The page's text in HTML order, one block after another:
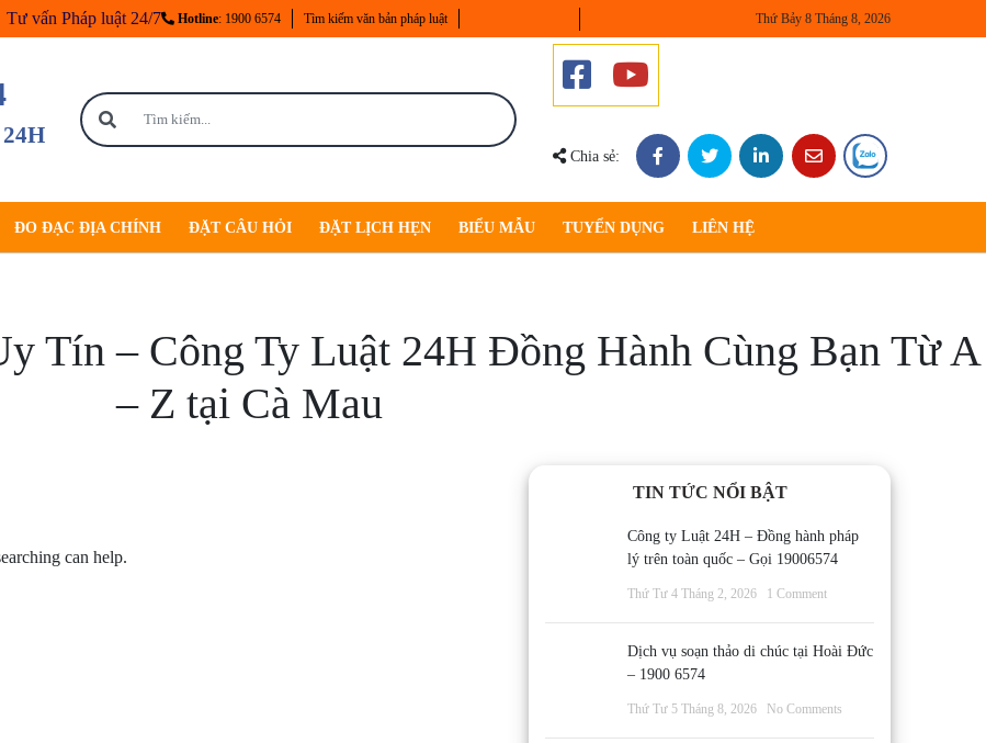
Tư vấn Pháp luật 24/7 Hotline: 1900 6574 Tìm kiếm văn bản pháp luật Thứ Bảy 8 Tháng 8, 2026
Chia sẻ:
ĐO ĐẠC ĐỊA CHÍNH ĐẶT CÂU HỎI ĐẶT LỊCH HẸN BIỂU MẪU TUYỂN DỤNG LIÊN HỆ
Tín – Công Ty Luật 24H Đồng Hành Cùng Bạn Từ A
– Z tại Cà Mau
can help.
TIN TỨC NỔI BẬT
Công ty Luật 24H – Đồng hành pháp
lý trên toàn quốc – Gọi 19006574
Thứ Tư 4 Tháng 2, 2026 1 Comment
Dịch vụ soạn thảo di chúc tại Hoài Đức
– 1900 6574
Thứ Tư 5 Tháng 8, 2026 No Comments